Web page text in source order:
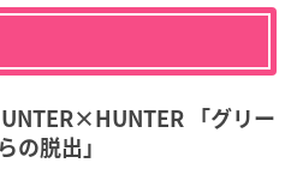
「グリー
の脱出」